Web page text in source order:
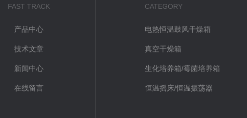
FAST TRACK
产品中心
技术文章
新闻中心
在线留言
CATEGORY
电热恒温鼓风干燥箱
真空干燥箱
生化培养箱/霉菌培养箱
恒温摇床/恒温振荡器